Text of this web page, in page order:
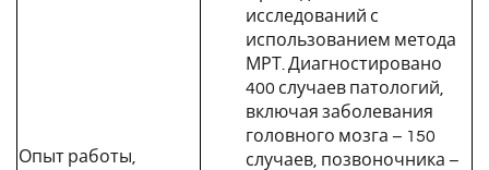
Опыт работы,
исследований с
использованием метода
МРТ. Диагностировано
400 случаев патологий,
включая заболевания
головного мозга – 150
случаев, позвоночника –